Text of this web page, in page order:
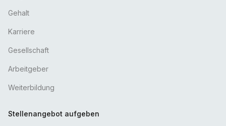
Gehalt
Karriere
Gesellschaft
Arbeitgeber
Weiterbildung
Stellenangebot aufgeben